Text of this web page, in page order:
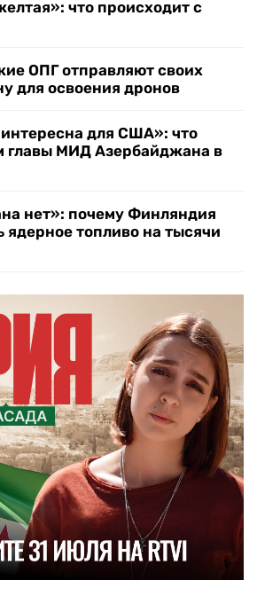
что происходит с
ОПГ отправляют своих
для освоения дронов
для США»: что
главы МИД Азербайджана в
нет»: почему Финляндия
ядерное топливо на тысячи